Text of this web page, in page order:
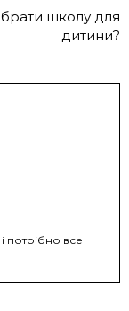
школу для
дитини?
потрібно все